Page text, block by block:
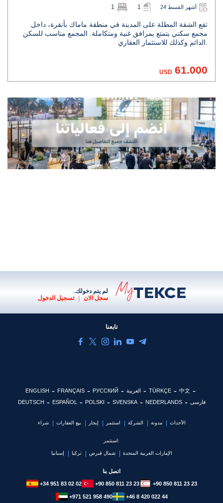
1 1 24 أشهر القسط
تقع الشقة المطلة على المدينة في منطقة ماماك بأنقرة، داخل
مجمع سكني يتمتع بمرافق غنية ومتكاملة. المجمع مناسب للسكن
61.000
USD
لم يتم دخولك.
سجل الان
| تسجيل الدخول
تابعنا
ENGLISH FRANÇAIS РУССКИЙ العربية TÜRKÇE
中文
DEUTSCH
ESPAÑOL POLSKI SVENSKA NEDERLANDS فارسی
شراء بيع العقارات إيجار استثمر الشركة مدونة الأحداث
استثمر:
إسبانيا تركيا شمال قبرص الإمارات العربية المتحدة
اتصل بنا
+34 951 83 02 02 +90 850 811 23 23 +90 850 811 23 23
+971 521 958 490 +46 8 420 022 44